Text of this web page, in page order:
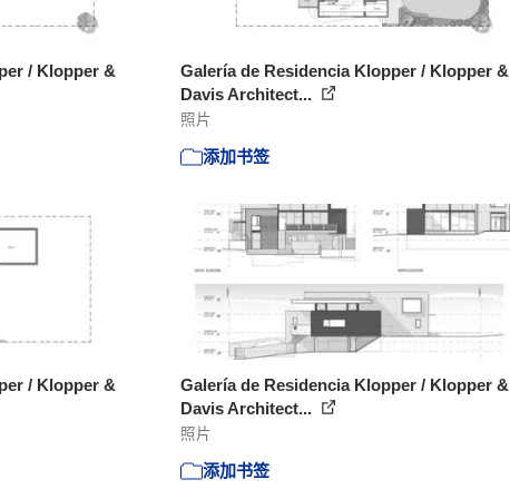
/ Klopper &
Galería de Residencia Klopper / Klopper &
Davis Architect...
照片
添加书签
/ Klopper &
Galería de Residencia Klopper / Klopper &
Davis Architect...
照片
添加书签